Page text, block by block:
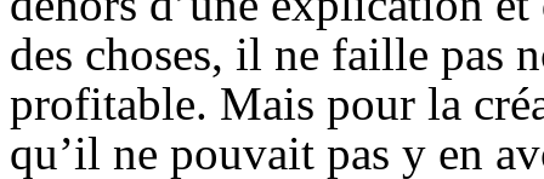
des choses, il ne faille pas
profitable. Mais pour la
qu’il ne pouvait pas y en